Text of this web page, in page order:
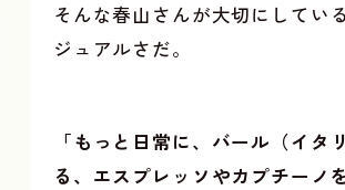
そんな春山さんが大切にしてい
ジュアルさだ。
「もっと日常に、バール（イタ
る、エスプレッソやカプチーノ